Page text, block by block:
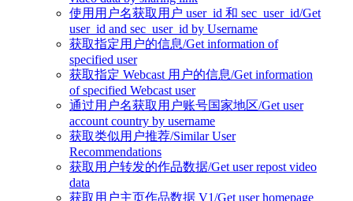
使用用户名获取用户 user_id 和 sec_user_id/Get
user_id and sec_user_id by Username
获取指定用户的信息/Get information of
specified user
获取指定 Webcast 用户的信息/Get information
of specified Webcast user
通过用户名获取用户账号国家地区/Get user
account country by username
获取类似用户推荐/Similar User
Recommendations
获取用户转发的作品数据/Get user repost video
data
获取用户主页作品数据 V1/Get user homepage